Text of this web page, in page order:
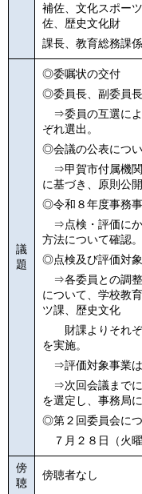
補佐、文化スポー
佐、歴史文化財
課長、教育総務課
議
題
◎委嘱状の交付
◎委員長、副委員
⇒委員の互選によ
ぞれ選出。
◎会議の公表につ
⇒甲賀市付属機
に基づき、原則公
◎令和８年度事務
⇒点検・評価にか
方法について確認。
◎点検及び評価対
⇒各委員との調整
について、学校教
ツ課、歴史文化
財課よりそれぞ
を実施。
⇒評価対象事業は
⇒次回会議までに
を選定し、事務局
◎第２回委員会に
７月２８日（火
傍
聴
傍聴者なし